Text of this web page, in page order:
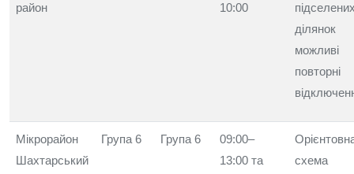
район
10:00
ділянок
можливі
повторні
Мікрорайон
Шахтарський
Група 6 Група 6
09:00–
13:00 та
схема